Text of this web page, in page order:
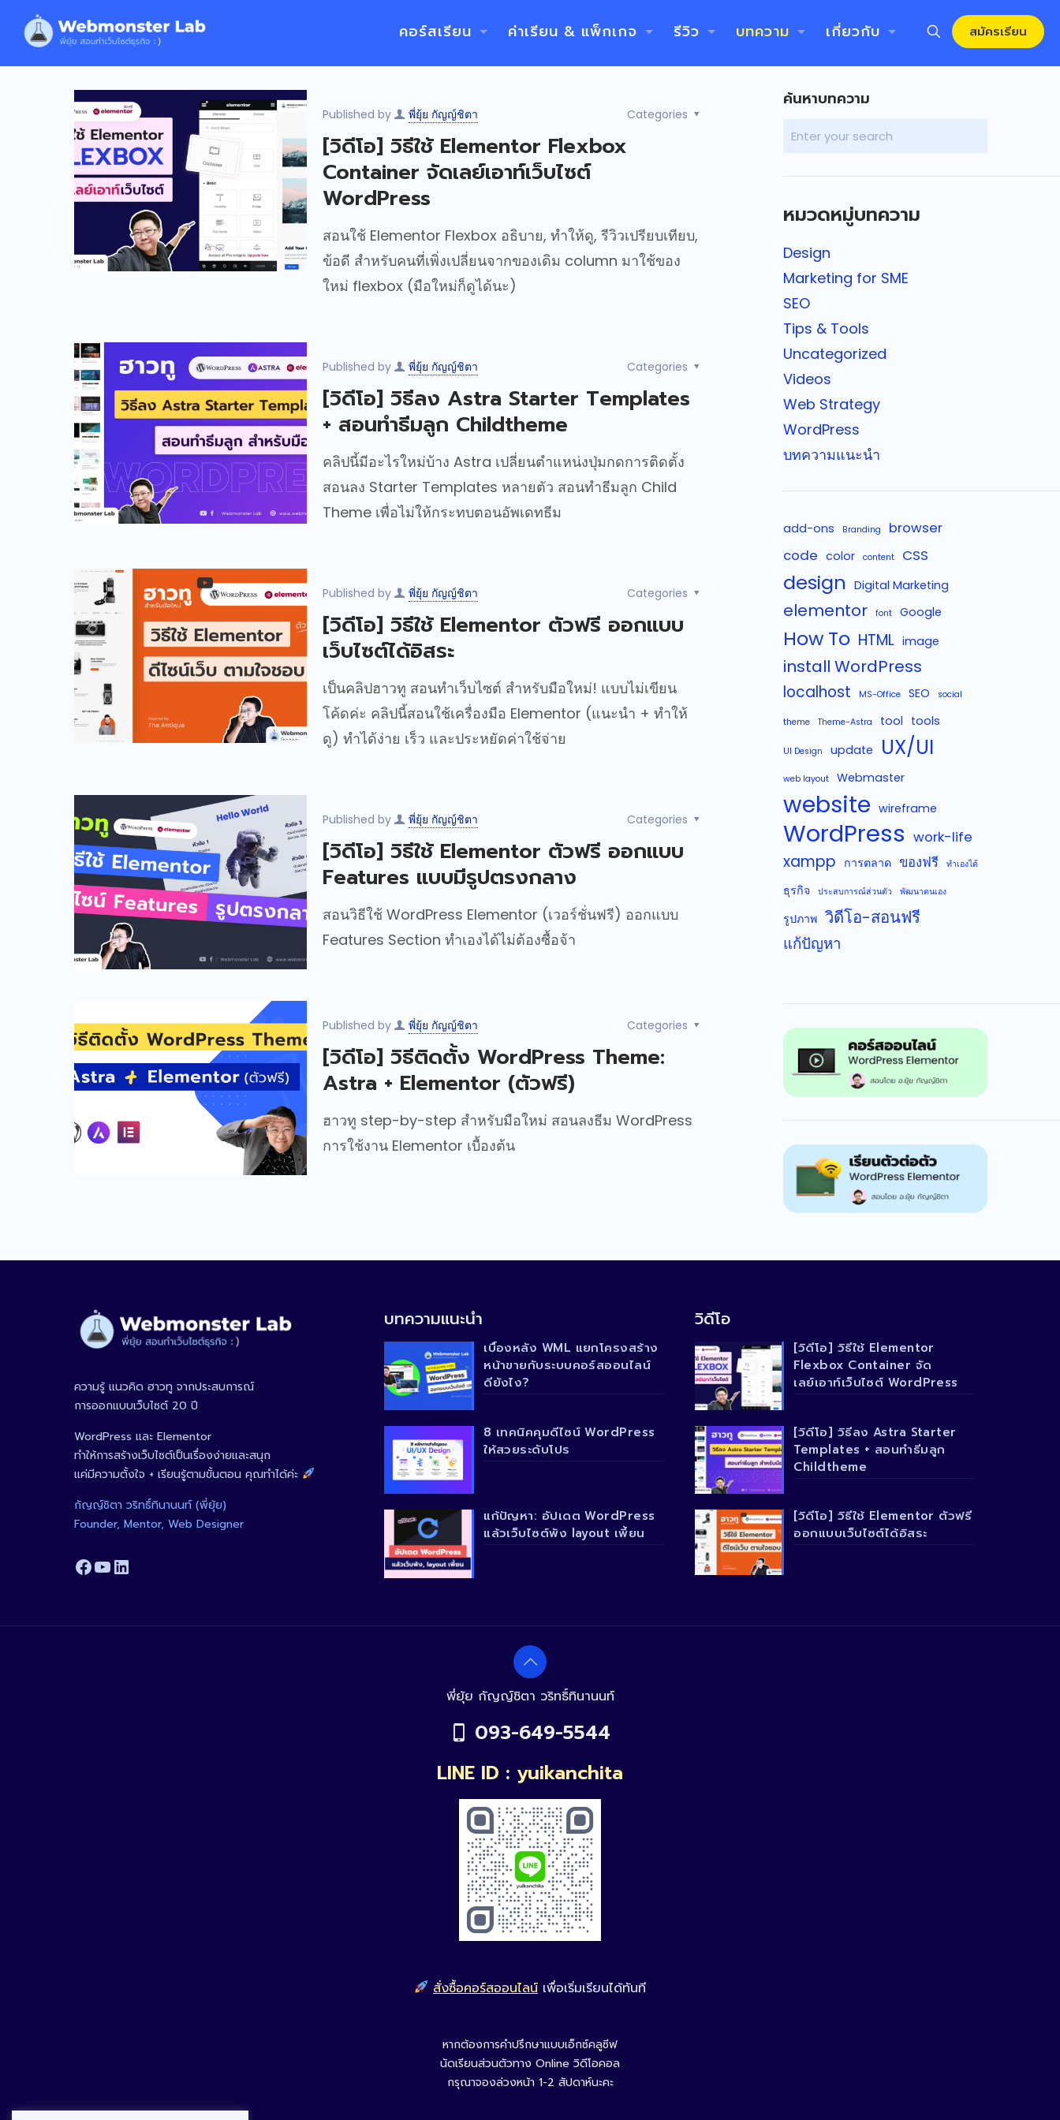
คอร์สเรียน ค่าเรียน & แพ็กเกจ รีวิว บทความ เกี่ยวกับ สมัครเรียน
Published by พี่ยุ้ย กัญญ์ชิตา Categories
[วิดีโอ] วิธีใช้ Elementor Flexbox
Container จัดเลย์เอาท์เว็บไซต์
WordPress
สอนใช้ Elementor Flexbox อธิบาย, ทำให้ดู, รีวิวเปรียบเทียบ,
ข้อดี สำหรับคนที่เพิ่งเปลี่ยนจากของเดิม column มาใช้ของ
ใหม่ flexbox (มือใหม่ก็ดูได้นะ)
Published by พี่ยุ้ย กัญญ์ชิตา Categories
[วิดีโอ] วิธีลง Astra Starter Templates
+ สอนทำธีมลูก Childtheme
คลิปนี้มีอะไรใหม่บ้าง Astra เปลี่ยนตำแหน่งปุ่มกดการติดตั้ง
สอนลง Starter Templates หลายตัว สอนทำธีมลูก Child
Theme เพื่อไม่ให้กระทบตอนอัพเดทธีม
Published by พี่ยุ้ย กัญญ์ชิตา Categories
[วิดีโอ] วิธีใช้ Elementor ตัวฟรี ออกแบบ
เว็บไซต์ได้อิสระ
เป็นคลิปฮาวทู สอนทำเว็บไซต์ สำหรับมือใหม่! แบบไม่เขียน
โค้ดค่ะ คลิปนี้สอนใช้เครื่องมือ Elementor (แนะนำ + ทำให้
ดู) ทำได้ง่าย เร็ว และประหยัดค่าใช้จ่าย
Published by พี่ยุ้ย กัญญ์ชิตา Categories
[วิดีโอ] วิธีใช้ Elementor ตัวฟรี ออกแบบ
Features แบบมีรูปตรงกลาง
สอนวิธีใช้ WordPress Elementor (เวอร์ชั่นฟรี) ออกแบบ
Features Section ทำเองได้ไม่ต้องซื้อจ้า
Published by พี่ยุ้ย กัญญ์ชิตา Categories
[วิดีโอ] วิธีติดตั้ง WordPress Theme:
Astra + Elementor (ตัวฟรี)
ฮาวทู step-by-step สำหรับมือใหม่ สอนลงธีม WordPress
การใช้งาน Elementor เบื้องต้น
ค้นหาบทความ
หมวดหมู่บทความ
Design
Marketing for SME
SEO
Tips & Tools
Uncategorized
Videos
Web Strategy
WordPress
บทความแนะนำ
add-ons Branding
browser
code color content CSS
design Digital Marketing
elementor font Google
How To HTML image
install WordPress
localhost MS-Office SEO social
theme Theme-Astra tool tools
UI Design update UX/UI
web layout Webmaster
website wireframe
WordPress work-life
xampp การตลาด ของฟรี ทำเองได้
ธุรกิจ ประสบการณ์ส่วนตัว พัฒนาตนเอง
รูปภาพ วิดีโอ-สอนฟรี
แก้ปัญหา
ความรู้ แนวคิด ฮาวทู จากประสบการณ์
การออกแบบเว็บไซต์ 20 ปี
WordPress และ Elementor
ทำให้การสร้างเว็บไซต์เป็นเรื่องง่ายและสนุก
แค่มีความตั้งใจ + เรียนรู้ตามขั้นตอน คุณทำได้ค่ะ
กัญญ์ชิตา วริทธิ์ทินานนท์ (พี่ยุ้ย)
Founder, Mentor, Web Designer
Facebook
YouTube
LinkedIn
บทความแนะนำ
เบื้องหลัง WML แยกโครงสร้าง
หน้าขายกับระบบคอร์สออนไลน์
ดียังไง?
8 เทคนิคคุมดีไซน์ WordPress
ให้สวยระดับโปร
แก้ปัญหา: อัปเดต WordPress
แล้วเว็บไซต์พัง layout เพี้ยน
วิดีโอ
[วิดีโอ] วิธีใช้ Elementor
Flexbox Container จัด
เลย์เอาท์เว็บไซต์ WordPress
[วิดีโอ] วิธีลง Astra Starter
Templates + สอนทำธีมลูก
Childtheme
[วิดีโอ] วิธีใช้ Elementor ตัวฟรี
ออกแบบเว็บไซต์ได้อิสระ
พี่ยุ้ย กัญญ์ชิตา วริทธิ์ทินานนท์
093-649-5544
LINE ID : yuikanchita
สั่งซื้อคอร์สออนไลน์ เพื่อเริ่มเรียนได้ทันที
หากต้องการคำปรึกษาแบบเอ็กซ์คลูซีฟ
นัดเรียนส่วนตัวทาง Online วิดีโอคอล
กรุณาจองล่วงหน้า 1-2 สัปดาห์นะคะ